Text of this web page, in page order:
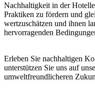
Nachhaltigkeit in der
Praktiken zu fördern und
wertzuschätzen und ihnen
hervorragenden
Erleben Sie nachhaltigen
unterstützen Sie uns auf
umweltfreundlicheren